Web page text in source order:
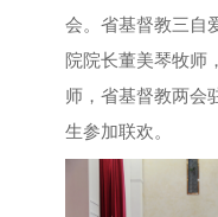
会。省基督教三自
院院长董美琴牧师
师，省基督教两会
生参加联欢。